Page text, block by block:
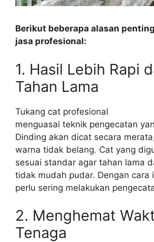
Berikut beberapa alasan
jasa profesional:
1. Hasil Lebih Rapi
Tahan Lama
Tukang cat profesional
menguasai teknik pengecatan
Dinding akan dicat secara
warna tidak belang. Cat yang
sesuai standar agar tahan lama
tidak mudah pudar. Dengan cara
perlu sering melakukan
2. Menghemat
Tenaga